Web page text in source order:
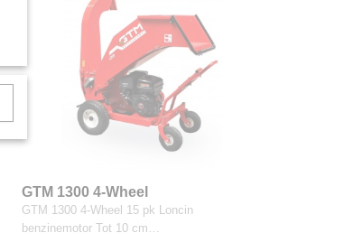
GTM 1300 4-Wheel
GTM 1300 4-Wheel 15 pk Loncin
benzinemotor Tot 10 cm…